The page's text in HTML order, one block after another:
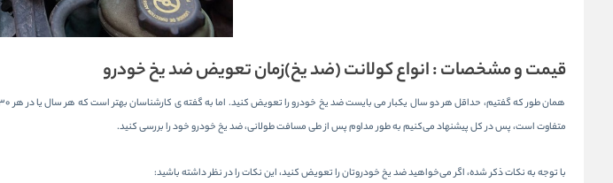
قیمت و مشخصات :انواع کولانت (ضد یخ)زمان تعویض ضد یخ خودرو
متفاوت است، پس در کل پیشنهاد می‌کنیم به طور مداوم پس از طی مسافت طولانی، ضد یخ خودرو خود را بررسی کنید.
با توجه به نکات ذکر شده، اگر می‌خواهید ضد یخ خودروتان را تعویض کنید، این نکات را در نظر داشته باشید: